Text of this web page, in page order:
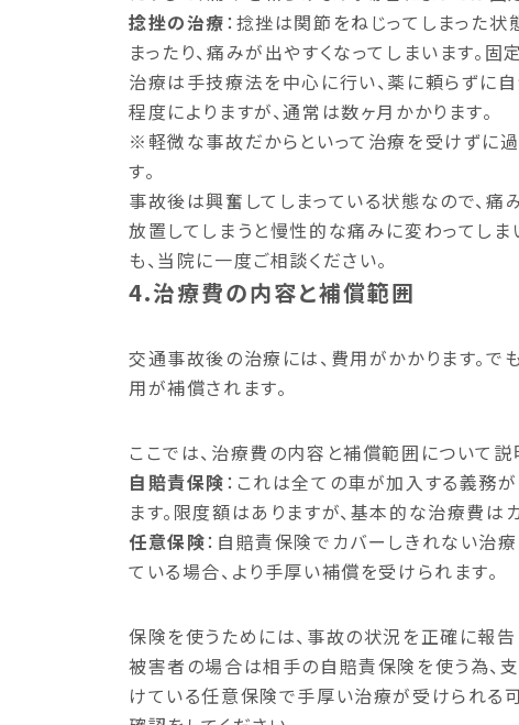
捻挫の治療 ：捻挫は関節をねじってしまった
まったり、痛みが出やすくなってしまいます。固
治療は手技療法を中心に行い、薬に頼らずに
程度によりますが、通常は数ヶ月かかります。
※軽微な事故だからといって治療を受けずに過
す。
事故後は興奮してしまっている状態なので、痛
放置してしまうと慢性的な痛みに変わってしま
も、当院に一度ご相談ください。
4.治療費の内容と補償範囲
交通事故後の治療には、費用がかかります。で
用が補償されます。
ここでは、治療費の内容と補償範囲について説
自賠責保険 ：これは全ての車が加入する義務
ます。限度額はありますが、基本的な治療費は
任意保険：自賠責保険でカバーしきれない治
ている場合、より手厚い補償を受けられます。
保険を使うためには、事故の状況を正確に報
被害者の場合は相手の自賠責保険を使う為、
けている任意保険で手厚い治療が受けられる